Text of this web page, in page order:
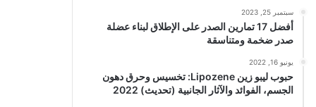
سبتمبر 25, 2023
أفضل 17 تمارين الصدر على الإطلاق لبناء عضلة
صدر ضخمة ومتناسقة
يونيو 16, 2022
حبوب ليبو زين Lipozene: تخسيس وحرق دهون
الجسم، الفوائد والآثار الجانبية (تحديث) 2022